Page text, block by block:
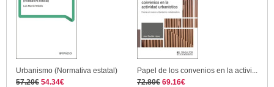
Urbanismo (Normativa estatal)
57.20€ 54.34€
Papel de los convenios en la activi...
72.80€ 69.16€